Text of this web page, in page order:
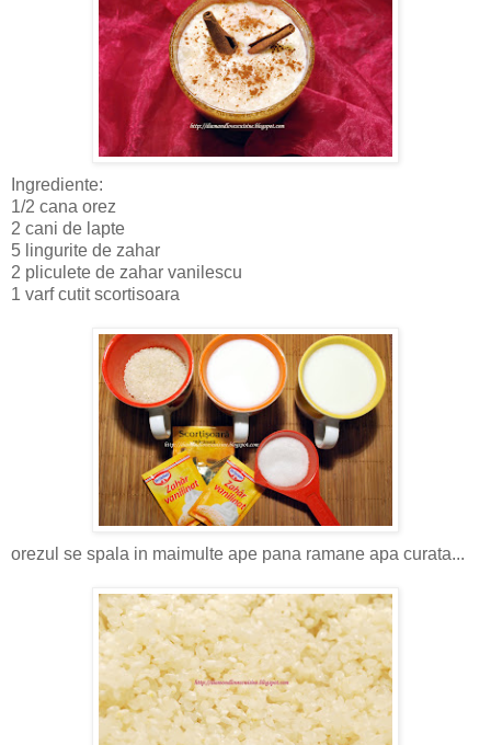
Ingrediente:
1/2 cana orez
2 cani de lapte
5 lingurite de zahar
2 pliculete de zahar vanilescu
1 varf cutit scortisoara
orezul se spala in maimulte ape pana ramane apa curata...